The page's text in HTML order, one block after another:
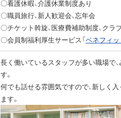
〇看護休暇、介護休業制度あり
〇職員旅行、新人歓迎会、忘年会
〇チケット斡旋、医療費補助制度、クラ
〇会員制福利厚生サービス「ベネフィッ
長く働いているスタッフが多い職場で
す。
何でも話せる雰囲気ですので、新しく
ます。